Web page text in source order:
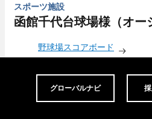
スポーツ施設
函館千代台球場様（オー
野球場スコアボード
画面サイズ／18.4×5.2m（
グローバルナビ